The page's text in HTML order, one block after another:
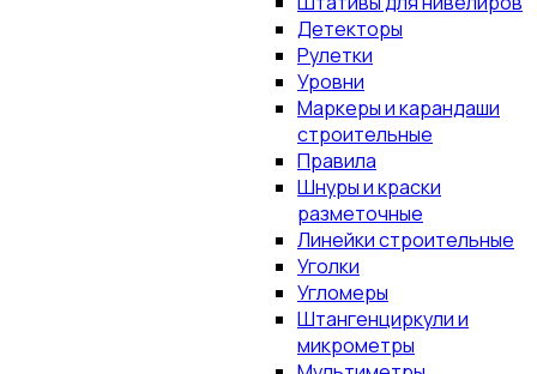
Детекторы
Рулетки
Уровни
Маркеры и карандаши
строительные
Правила
Шнуры и краски
разметочные
Линейки строительные
Уголки
Угломеры
Штангенциркули и
микрометры